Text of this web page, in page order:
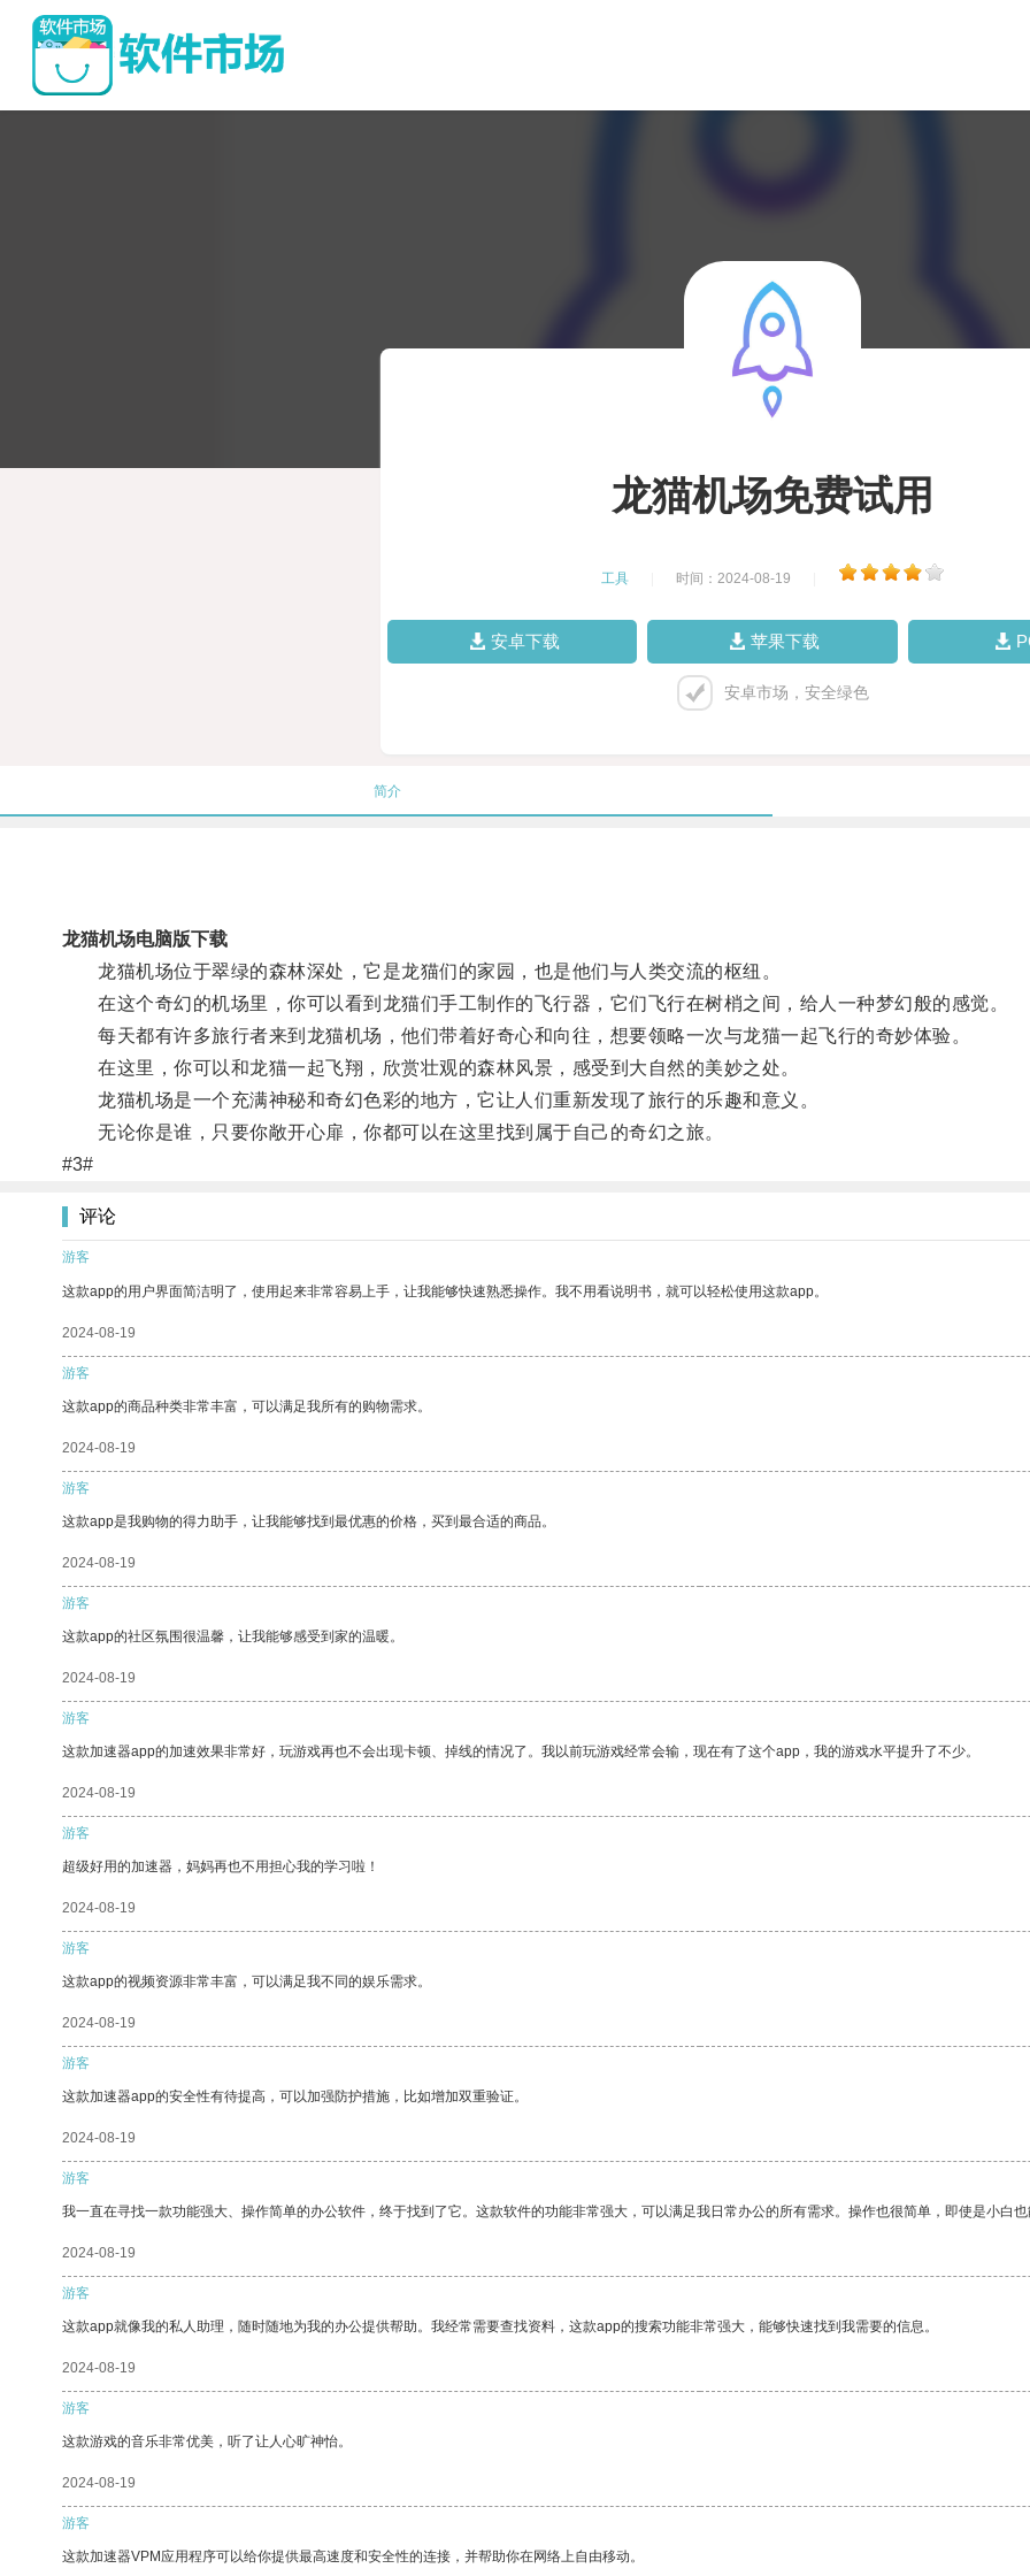
龙猫机场免费试用
工具 时间：2024-08-19
安卓下载 苹果下载
安卓市场，安全绿色
简介
龙猫机场电脑版下载
龙猫机场位于翠绿的森林深处，它是龙猫们的家园，也是他们与人类交流的枢纽。
在这个奇幻的机场里，你可以看到龙猫们手工制作的飞行器，它们飞行在树梢之间，给人一种梦幻般的感觉。
每天都有许多旅行者来到龙猫机场，他们带着好奇心和向往，想要领略一次与龙猫一起飞行的奇妙体验。
在这里，你可以和龙猫一起飞翔，欣赏壮观的森林风景，感受到大自然的美妙之处。
龙猫机场是一个充满神秘和奇幻色彩的地方，它让人们重新发现了旅行的乐趣和意义。
无论你是谁，只要你敞开心扉，你都可以在这里找到属于自己的奇幻之旅。
#3#
评论
游客
这款app的用户界面简洁明了，使用起来非常容易上手，让我能够快速熟悉操作。我不用看说明书，就可以轻松使用这款app。
2024-08-19
游客
这款app的商品种类非常丰富，可以满足我所有的购物需求。
2024-08-19
游客
这款app是我购物的得力助手，让我能够找到最优惠的价格，买到最合适的商品。
2024-08-19
游客
这款app的社区氛围很温馨，让我能够感受到家的温暖。
2024-08-19
游客
这款加速器app的加速效果非常好，玩游戏再也不会出现卡顿、掉线的情况了。我以前玩游戏经常会输，现在有了这个app，我的游戏水平提升了不少。
2024-08-19
游客
超级好用的加速器，妈妈再也不用担心我的学习啦！
2024-08-19
游客
这款app的视频资源非常丰富，可以满足我不同的娱乐需求。
2024-08-19
游客
这款加速器app的安全性有待提高，可以加强防护措施，比如增加双重验证。
2024-08-19
游客
我一直在寻找一款功能强大、操作简单的办公软件，终于找到了它。这款软件的功能非常强大，可以满足我日常办公的所有需求。操作也很简单，即使是小白也
2024-08-19
游客
这款app就像我的私人助理，随时随地为我的办公提供帮助。我经常需要查找资料，这款app的搜索功能非常强大，能够快速找到我需要的信息。
2024-08-19
游客
这款游戏的音乐非常优美，听了让人心旷神怡。
2024-08-19
游客
这款加速器VPM应用程序可以给你提供最高速度和安全性的连接，并帮助你在网络上自由移动。